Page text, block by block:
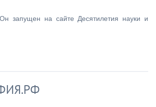
запущен на сайте Десятилетия науки и